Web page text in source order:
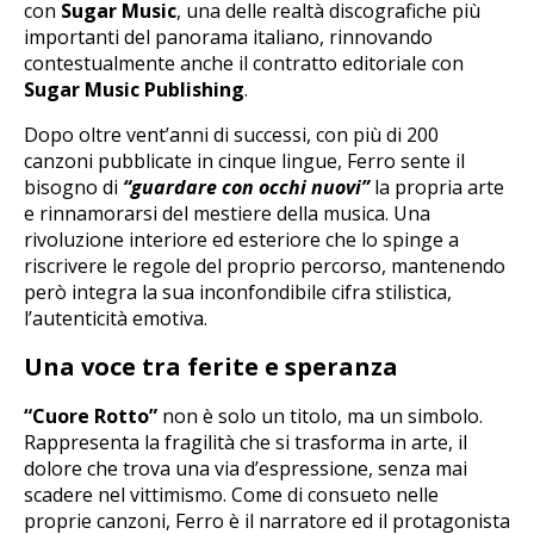
con Sugar Music, una delle realtà discografiche più
importanti del panorama italiano, rinnovando
contestualmente anche il contratto editoriale con
Sugar Music Publishing.
Dopo oltre vent’anni di successi, con più di 200
canzoni pubblicate in cinque lingue, Ferro sente il
bisogno di “guardare con occhi nuovi”la propria arte
e rinnamorarsi del mestiere della musica. Una
rivoluzione interiore ed esteriore che lo spinge a
riscrivere le regole del proprio percorso, mantenendo
però integra la sua inconfondibile cifra stilistica,
l’autenticità emotiva.
Una voce tra ferite e speranza
“Cuore Rotto” non è solo un titolo, ma un simbolo.
Rappresenta la fragilità che si trasforma in arte, il
dolore che trova una via d’espressione, senza mai
scadere nel vittimismo. Come di consueto nelle
proprie canzoni, Ferro è il narratore ed il protagonista